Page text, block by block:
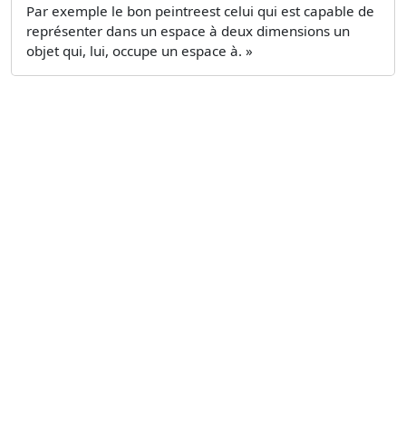
Par exemple le bon peintreest celui qui est capable de
représenter dans un espace à deux dimensions un
objet qui, lui, occupe un espace à. »